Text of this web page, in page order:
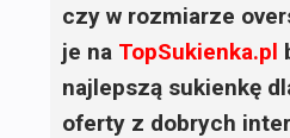
czy w rozmiarze
je na TopSukienka.pl
najlepszą sukienkę
oferty z dobrych